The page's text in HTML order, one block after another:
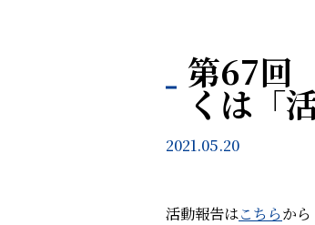
第67回
くは「
2021.05.20
活動報告はこちらから